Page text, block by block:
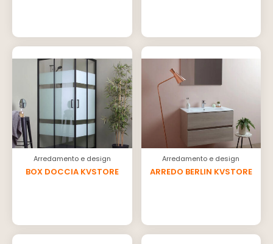
Arredamento e design
BOX DOCCIA KVSTORE
Arredamento e design
ARREDO BERLIN KVSTORE